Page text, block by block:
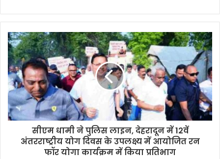
सीएम धामी ने पुलिस लाइन, देहरादून में 12वें
अंतरराष्ट्रीय योग दिवस के उपलक्ष्य में आयोजित रन
फॉर योगा कार्यक्रम में किया प्रतिभाग